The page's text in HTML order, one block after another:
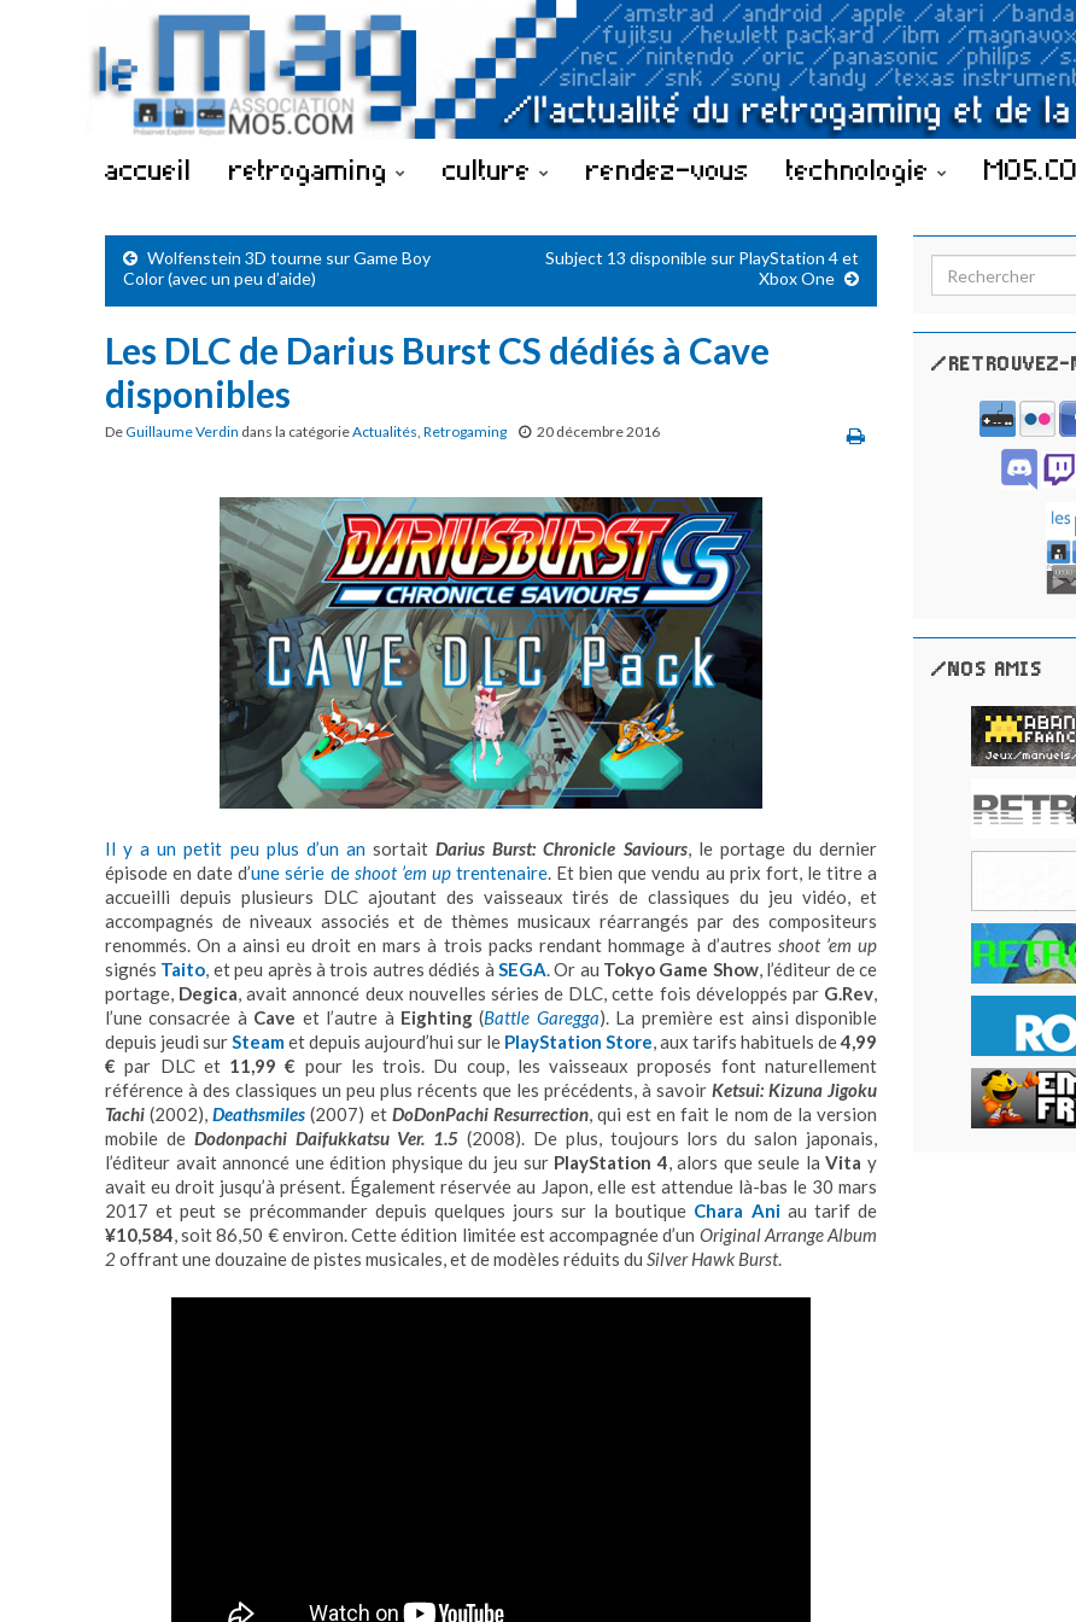
accueil retrogaming culture rendez-vous technologie
Wolfenstein 3D tourne sur Game Boy
Color (avec un peu d’aide)
Subject 13 disponible sur PlayStation 4 et
Xbox One
Les DLC de Darius Burst CS dédiés à Cave
disponibles
DeGuillaume Verdin dans la catégorieActualités, Retrogaming 20 décembre 2016
Il y a un petit peu plus d’un ansortaitDarius Burst: Chronicle Saviours, le portage du dernier
épisode en date d’une série de shoot ’em uptrentenaire. Et bien que vendu au prix fort, le titre a
accueilli depuis plusieurs DLC ajoutant des vaisseaux tirés de classiques du jeu vidéo, et
accompagnés de niveaux associés et de thèmes musicaux réarrangés par des compositeurs
renommés. On a ainsi eu droit en mars à trois packs rendant hommage à d’autres shoot ’em up
signés Taito , et peu après à trois autres dédiés à SEGA . Or au Tokyo Game Show, l’éditeur de ce
portage, Degica , avait annoncé deux nouvelles séries de DLC, cette fois développés par G.Rev
l’une consacrée à Cave et l’autre à Eighting (Battle Garegga). La première est ainsi disponible
depuis jeudi sur Steamet depuis aujourd’hui sur le PlayStation Store , aux tarifs habituels de4,99
€ par DLC et 11,99 € pour les trois. Du coup, les vaisseaux proposés font naturellement
référence à des classiques un peu plus récents que les précédents, à savoir Ketsui: Kizuna Jigoku
Tachi (2002),Deathsmiles (2007) et DoDonPachi Resurrection, qui est en fait le nom de la version
mobile de Dodonpachi DaifukkatsuVer. 1.5 (2008). De plus, toujours lors du salon japonais,
l’éditeur avait annoncé une édition physique du jeu sur PlayStation 4 , alors que seule laVita y
avait eu droit jusqu’à présent. Également réservée au Japon, elle est attendue là-bas le 30 mars
2017 et peut se précommander depuis quelques jours sur la boutique Chara Aniau tarif de
¥10,584 , soit 86,50 € environ. Cette édition limitée est accompagnée d’un Original Arrange Album
2offrant une douzaine de pistes musicales, et de modèles réduits du Silver Hawk Burst.
Search for:
/RETROUVEZ-
/NOS AMIS